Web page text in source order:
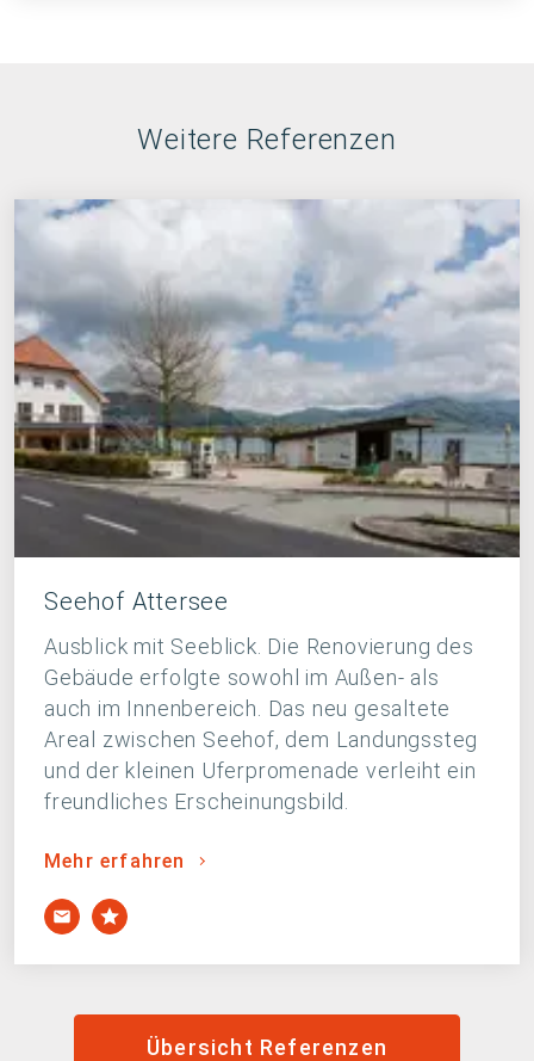
Weitere Referenzen
Seehof Attersee
Ausblick mit Seeblick. Die Renovierung des
Gebäude erfolgte sowohl im Außen- als
auch im Innenbereich. Das neu gesaltete
Areal zwischen Seehof, dem Landungssteg
und der kleinen Uferpromenade verleiht ein
freundliches Erscheinungsbild.
Mehr erfahren
Übersicht Referenzen